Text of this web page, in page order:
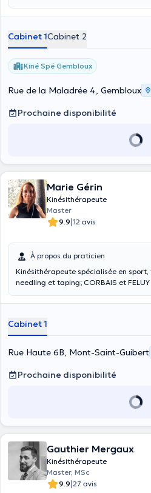
Cabinet 1Cabinet 2
Kiné Spé Gembloux
Rue de la Maladrée 4, Gembloux
Prochaine disponibilité
Marie Gérin
Kinésithérapeute
Master
9.9|12 avis
À propos du praticien
Kinésithérapeute spécialisée en
needling et taping; CORBAIS et FELUY
Cabinet 1
Rue Haute 6B, Mont-Saint-Guibert
Prochaine disponibilité
Gauthier Mergaux
Kinésithérapeute
Master, MSc
9.9|27 avis